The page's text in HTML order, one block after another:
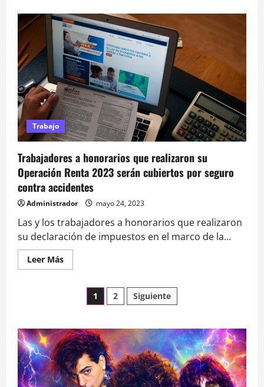
Comisión
rechazó
el
proyecto
de
sexto
retiro
de
las
afp
Trabajo
Trabajadores a honorarios que realizaron su
Operación Renta 2023 serán cubiertos por seguro
contra accidentes
Administrador mayo 24, 2023
Las y los trabajadores a honorarios que realizaron
su declaración de impuestos en el marco de la...
Leer MásLeer
más
<strong>Trabajadores
honorarios
su
Operación
Renta
2023
serán
cubiertos
por
Paginación
de
entradas
1 2 Siguiente